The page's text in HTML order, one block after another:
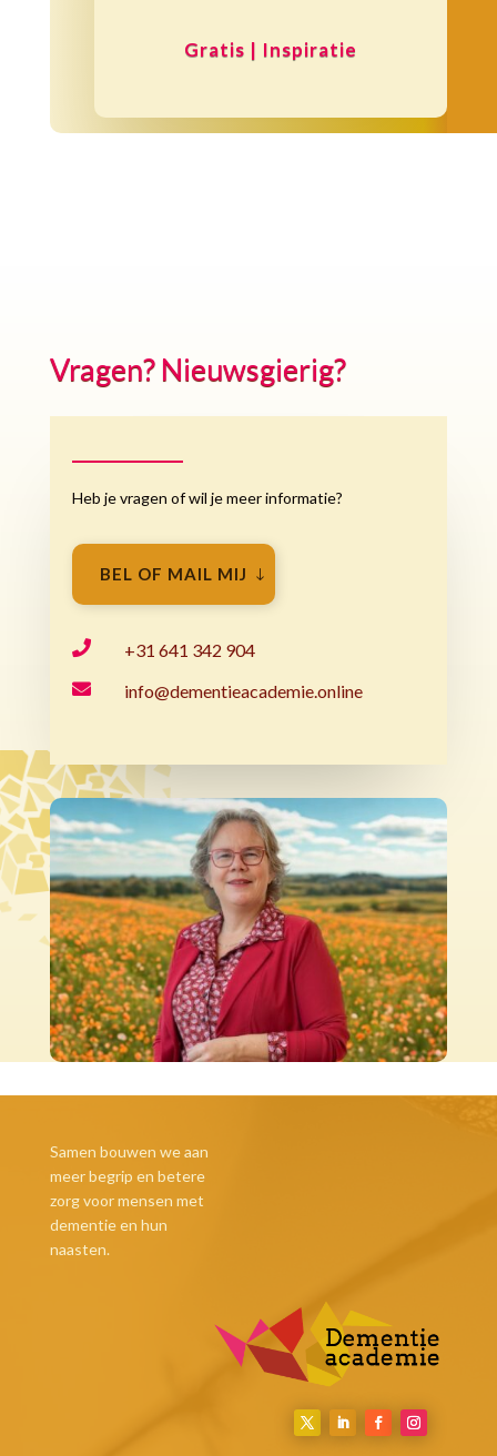
Gratis | Inspiratie
Vragen? Nieuwsgierig?
Heb je vragen of wil je meer informatie?
BEL OF MAIL MIJ
 +31 641 342 904
 info@dementieacademie.online
Samen bouwen we aan
meer begrip en betere
zorg voor mensen met
dementie en hun
naasten.